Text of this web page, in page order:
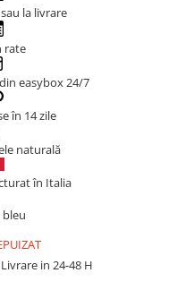
la livrare
rate
easybox 24/7
în 14 zile
naturală
în Italia
bleu
Livrare in 24-48 H